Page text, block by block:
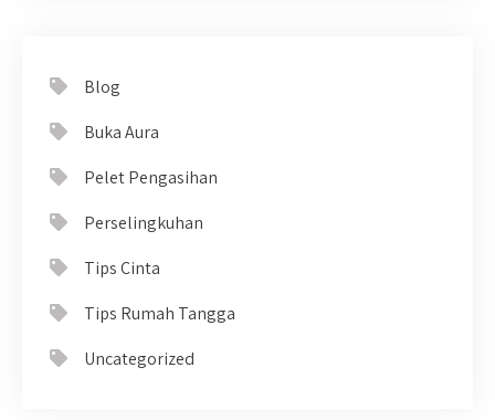
Blog
Buka Aura
Pelet Pengasihan
Perselingkuhan
Tips Cinta
Tips Rumah Tangga
Uncategorized